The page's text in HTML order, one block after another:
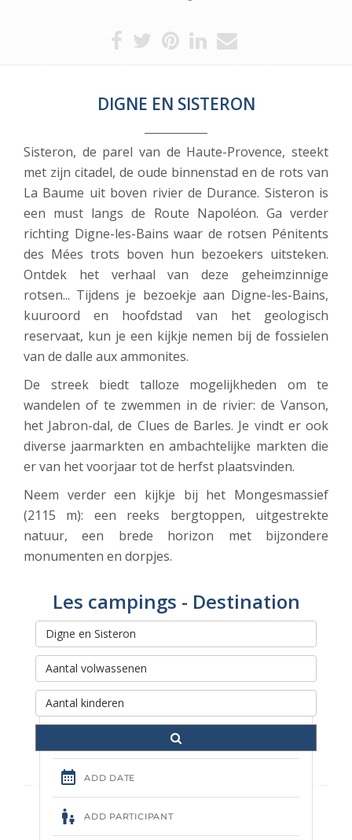
DIGNE EN SISTERON
Sisteron, de parel van de Haute-Provence, steekt
met zijn citadel, de oude binnenstad en de rots van
La Baume uit boven rivier de Durance. Sisteron is
een must langs de Route Napoléon. Ga verder
richting Digne-les-Bains waar de rotsen Pénitents
des Mées trots boven hun bezoekers uitsteken.
Ontdek het verhaal van deze geheimzinnige
rotsen... Tijdens je bezoekje aan Digne-les-Bains,
kuuroord en hoofdstad van het geologisch
reservaat, kun je een kijkje nemen bij de fossielen
van de dalle aux ammonites.
De streek biedt talloze mogelijkheden om te
wandelen of te zwemmen in de rivier: de Vanson,
het Jabron-dal, de Clues de Barles. Je vindt er ook
diverse jaarmarkten en ambachtelijke markten die
er van het voorjaar tot de herfst plaatsvinden.
Neem verder een kijkje bij het Mongesmassief
(2115 m): een reeks bergtoppen, uitgestrekte
natuur, een brede horizon met bijzondere
monumenten en dorpjes.
Les campings - Destination
Rechercher et réserver votre
séjour